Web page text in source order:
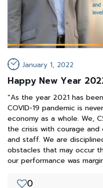
January 1, 2022
Happy New Year
“As the year 2021 has
COVID-19 pandemic is
economy as a whole. We,
the crisis with courage
and staff. We are
obstacles that may occur
our performance was
0